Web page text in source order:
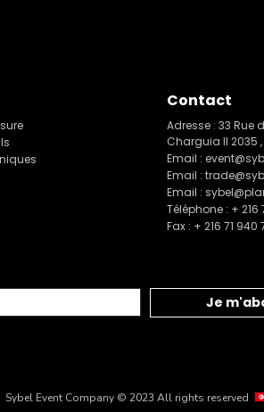
Contact
Adresse : 33 Rue
Charguia II 2035
Email :
Email :
Email :
Téléphone : + 216
Fax : + 216 71 940
Sybel Event Company © 2023 All rights reserved